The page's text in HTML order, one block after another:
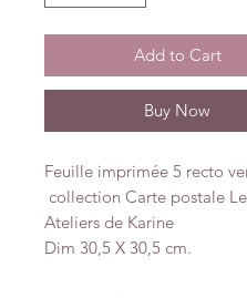
Add to Cart
Buy Now
Feuille imprimée 5 recto
collection Carte postale
Ateliers de Karine
Dim 30,5 X 30,5 cm.